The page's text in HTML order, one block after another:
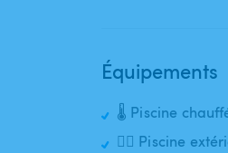
Équipements
🌡️ Piscine
🏊‍♂️ Piscine